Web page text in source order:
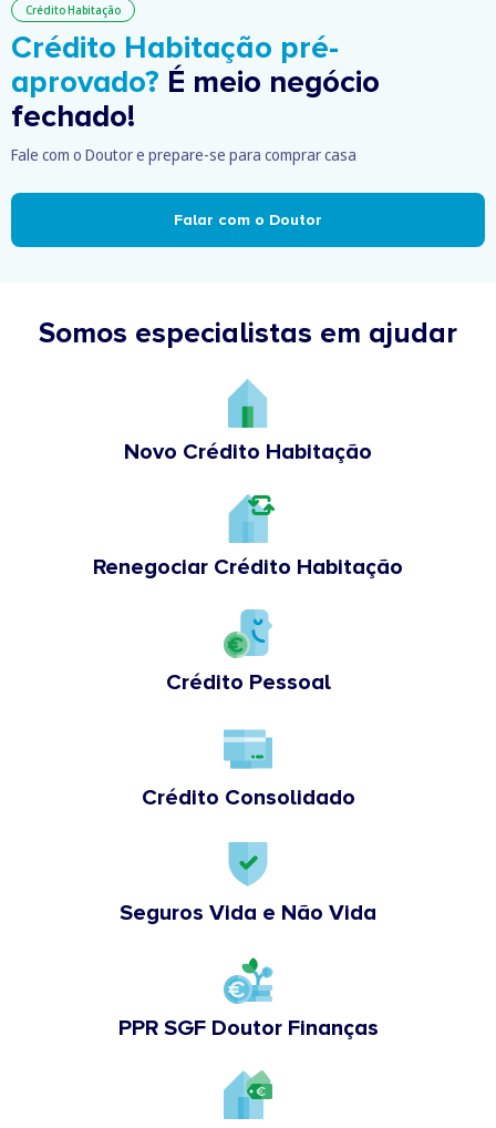
Crédito Habitação
Crédito Habitação pré-
aprovado? É meio negócio
fechado!
Fale com o Doutor e prepare-se para comprar casa
Falar com o Doutor
Somos especialistas em ajudar
Novo Crédito Habitação
Renegociar Crédito Habitação
Crédito Pessoal
Crédito Consolidado
Seguros Vida e Não Vida
PPR SGF Doutor Finanças